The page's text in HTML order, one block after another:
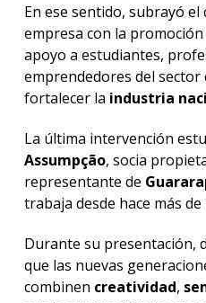
En ese sentido, subrayó
empresa con la promoción
apoyo a estudiantes,
emprendedores del
fortalecer la industria
La última intervención
Assumpção, socia
representante de
trabaja desde hace más de
Durante su presentación,
que las nuevas
combinen creatividad,